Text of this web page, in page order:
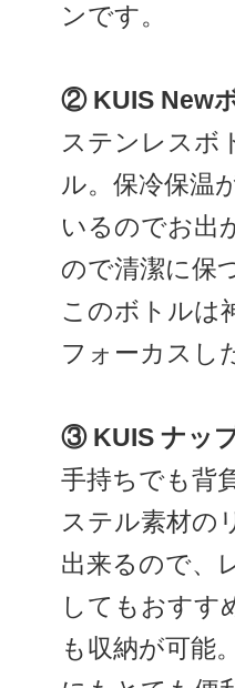
ンです。
② KUIS New
ステンレスボ
ル。保冷保温
いるのでお出
ので清潔に保
このボトルは
フォーカスし
③ KUIS ナッ
手持ちでも背
ステル素材の
出来るので、
してもおすす
も収納が可能